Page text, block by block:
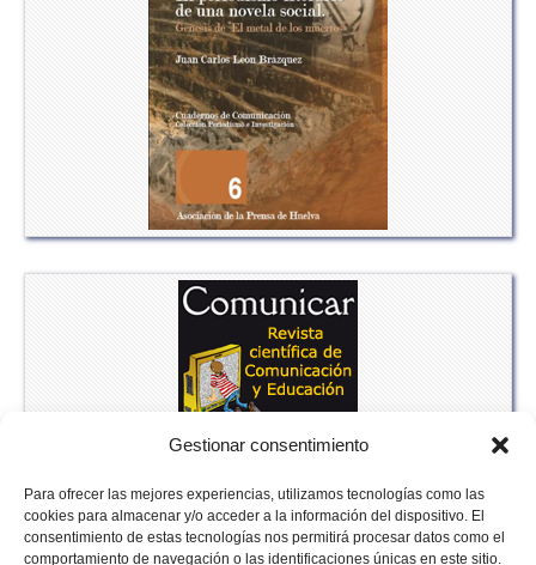
Gestionar consentimiento
Para ofrecer las mejores experiencias, utilizamos tecnologías como las
cookies para almacenar y/o acceder a la información del dispositivo. El
consentimiento de estas tecnologías nos permitirá procesar datos como el
comportamiento de navegación o las identificaciones únicas en este sitio.